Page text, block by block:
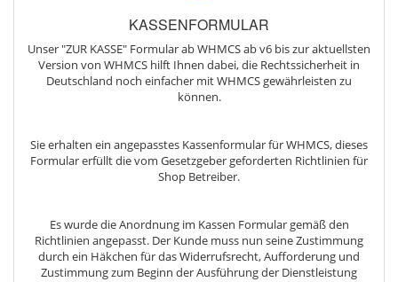
KASSENFORMULAR
Unser "ZUR KASSE" Formular ab WHMCS ab v6 bis zur aktuellsten
Version von WHMCS hilft Ihnen dabei, die Rechtssicherheit in
Deutschland noch einfacher mit WHMCS gewährleisten zu
können.
Sie erhalten ein angepasstes Kassenformular für WHMCS, dieses
Formular erfüllt die vom Gesetzgeber geforderten Richtlinien für
Shop Betreiber.
Es wurde die Anordnung im Kassen Formular gemäß den
Richtlinien angepasst. Der Kunde muss nun seine Zustimmung
durch ein Häkchen für das Widerrufsrecht, Aufforderung und
Zustimmung zum Beginn der Ausführung der Dienstleistung